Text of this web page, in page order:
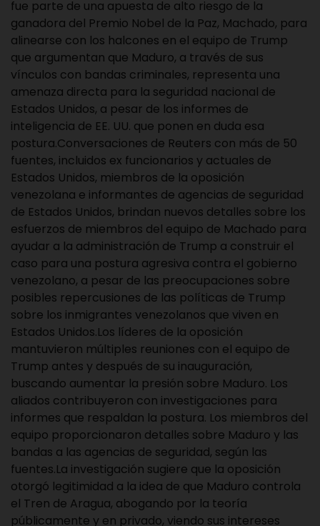
fue parte de una apuesta de alto riesgo de la
ganadora del Premio Nobel de la Paz, Machado, para
alinearse con los halcones en el equipo de Trump
que argumentan que Maduro, a través de sus
vínculos con bandas criminales, representa una
amenaza directa para la seguridad nacional de
Estados Unidos, a pesar de los informes de
inteligencia de EE. UU. que ponen en duda esa
postura.Conversaciones de Reuters con más de 50
fuentes, incluidos ex funcionarios y actuales de
Estados Unidos, miembros de la oposición
venezolana e informantes de agencias de seguridad
de Estados Unidos, brindan nuevos detalles sobre los
esfuerzos de miembros del equipo de Machado para
ayudar a la administración de Trump a construir el
caso para una postura agresiva contra el gobierno
venezolano, a pesar de las preocupaciones sobre
posibles repercusiones de las políticas de Trump
sobre los inmigrantes venezolanos que viven en
Estados Unidos.Los líderes de la oposición
mantuvieron múltiples reuniones con el equipo de
Trump antes y después de su inauguración,
buscando aumentar la presión sobre Maduro. Los
aliados contribuyeron con investigaciones para
informes que respaldan la postura. Los miembros del
equipo proporcionaron detalles sobre Maduro y las
bandas a las agencias de seguridad, según las
fuentes.La investigación sugiere que la oposición
otorgó legitimidad a la idea de que Maduro controla
el Tren de Aragua, abogando por la teoría
públicamente y en privado, viendo sus intereses